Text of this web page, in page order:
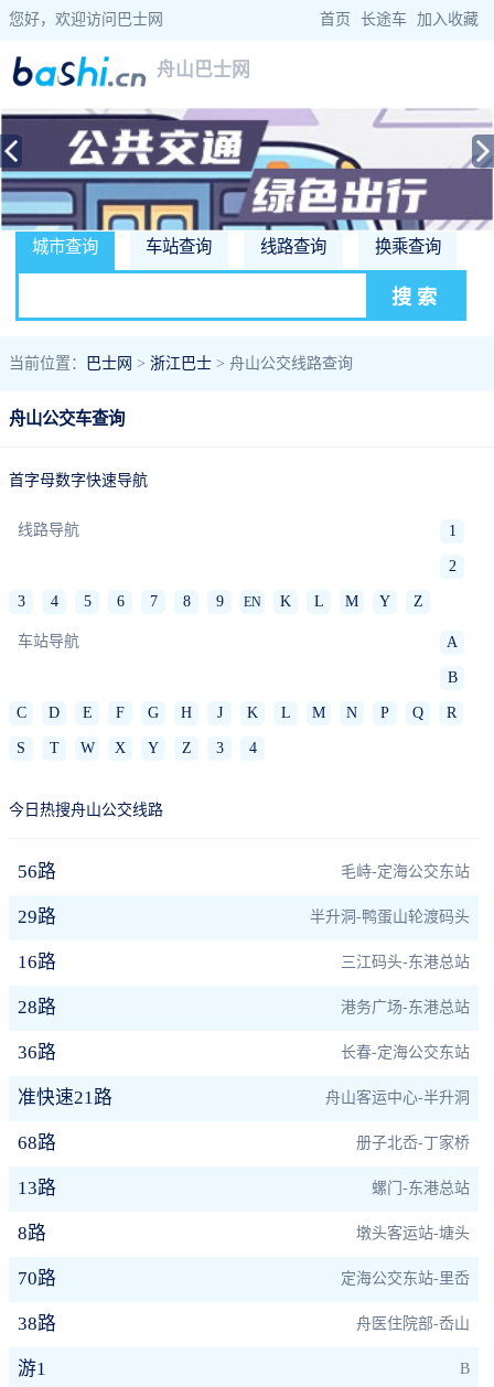
您好，欢迎访问巴士网 首页 长途车 加入收藏
舟山巴士网
城市查询 车站查询 线路查询 换乘查询
当前位置： 巴士网 > 浙江巴士 > 舟山公交线路查询
舟山公交车查询
首字母数字快速导航
线路导航 1
2
3 4 5 6 7 8 9 EN K L M Y Z
车站导航 A
B
C D E F G H J K L M N P Q R
S T W X Y Z 3 4
今日热搜舟山公交线路
56路 毛峙-定海公交东站
29路 半升洞-鸭蛋山轮渡码头
16路 三江码头-东港总站
28路 港务广场-东港总站
36路 长春-定海公交东站
准快速21路 舟山客运中心-半升洞
68路 册子北岙-丁家桥
13路 螺门-东港总站
8路 墩头客运站-塘头
70路 定海公交东站-里岙
38路 舟医住院部-岙山
游1 B